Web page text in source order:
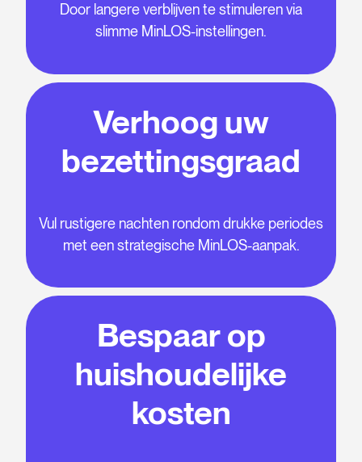
Door langere verblijven te stimuleren via
slimme MinLOS-instellingen.
Verhoog uw
bezettingsgraad
Vul rustigere nachten rondom drukke periodes
met een strategische MinLOS-aanpak.
Bespaar op
huishoudelijke
kosten